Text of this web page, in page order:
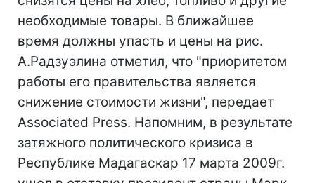
необходимые товары. В ближайшее
время должны упасть и цены на рис.
А.Радзуэлина отметил, что "приоритетом
работы его правительства является
снижение стоимости жизни", передает
Associated Press. Напомним, в результате
затяжного политического кризиса в
Республике Мадагаскар 17 марта 2009г.